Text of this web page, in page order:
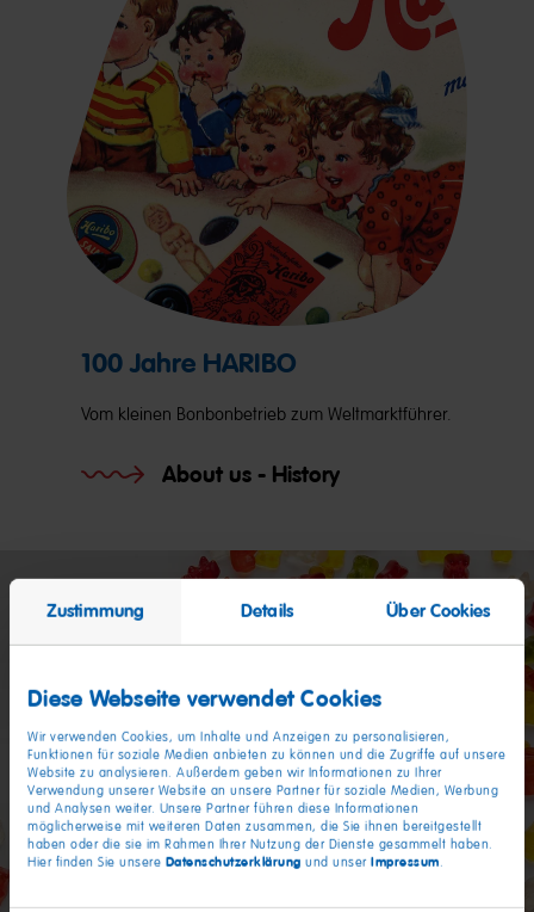
Zustimmung Details Über Cookies
Diese Webseite verwendet Cookies
Wir verwenden Cookies, um Inhalte und Anzeigen zu personalisieren,
Funktionen für soziale Medien anbieten zu können und die Zugriffe auf unsere
Website zu analysieren. Außerdem geben wir Informationen zu Ihrer
Verwendung unserer Website an unsere Partner für soziale Medien, Werbung
und Analysen weiter. Unsere Partner führen diese Informationen
möglicherweise mit weiteren Daten zusammen, die Sie ihnen bereitgestellt
haben oder die sie im Rahmen Ihrer Nutzung der Dienste gesammelt haben.
Hier finden Sie unsere Datenschutzerklärung und unser Impressum.
100 Jahre HARIBO
Vom kleinen Bonbonbetrieb zum Weltmarktführer.
About us - History